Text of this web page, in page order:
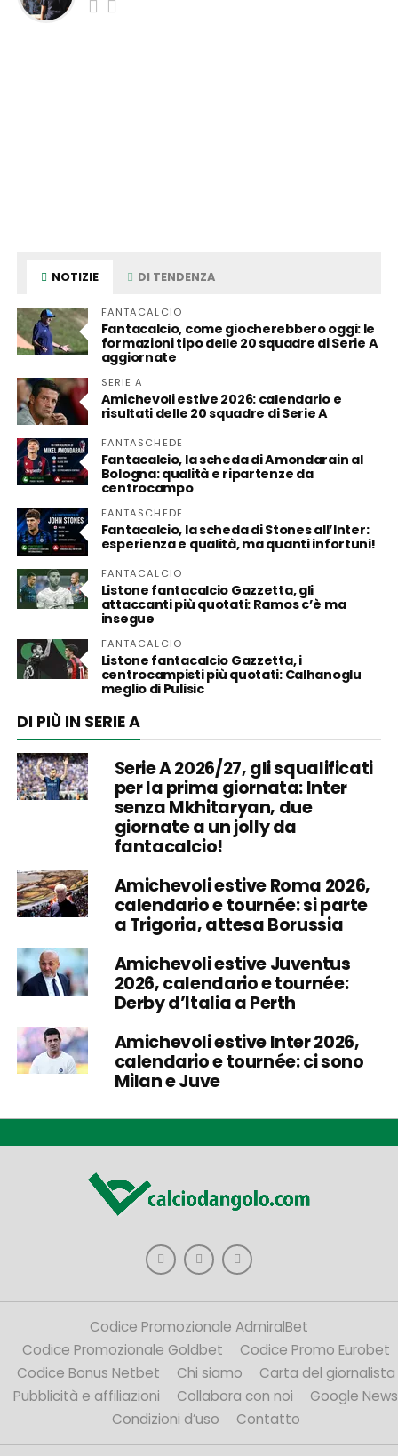
NOTIZIE DI TENDENZA
FANTACALCIO
Fantacalcio, come giocherebbero oggi: le
formazioni tipo delle 20 squadre di Serie A
aggiornate
SERIE A
Amichevoli estive 2026: calendario e
risultati delle 20 squadre di Serie A
FANTASCHEDE
Fantacalcio, la scheda di Amondarain al
Bologna: qualità e ripartenze da
centrocampo
FANTASCHEDE
Fantacalcio, la scheda di Stones all’Inter:
esperienza e qualità, ma quanti infortuni!
FANTACALCIO
Listone fantacalcio Gazzetta, gli
attaccanti più quotati: Ramos c’è ma
insegue
FANTACALCIO
Listone fantacalcio Gazzetta, i
centrocampisti più quotati: Calhanoglu
meglio di Pulisic
DI PIÙ IN SERIE A
Serie A 2026/27, gli squalificati
per la prima giornata: Inter
senza Mkhitaryan, due
giornate a un jolly da
fantacalcio!
Amichevoli estive Roma 2026,
calendario e tournée: si parte
a Trigoria, attesa Borussia
Amichevoli estive Juventus
2026, calendario e tournée:
Derby d’Italia a Perth
Amichevoli estive Inter 2026,
calendario e tournée: ci sono
Milan e Juve
Codice Promozionale AdmiralBet
Codice Promozionale Goldbet
Codice Promo Eurobet
Codice Bonus Netbet
Chi siamo
Carta del giornalista
Pubblicità e affiliazioni
Collabora con noi
Google News
Condizioni d’uso
Contatto